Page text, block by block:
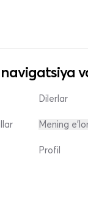
Dilerlar
Mening
Profil